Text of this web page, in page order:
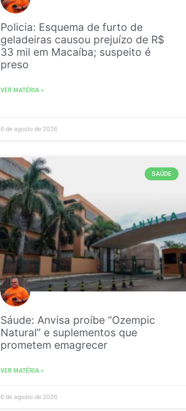
Policia: Esquema de furto de
geladeiras causou prejuízo de R$
33 mil em Macaíba; suspeito é
preso
VER MATÉRIA »
6 de agosto de 2026
SAÚDE
Sáude: Anvisa proíbe “Ozempic
Natural” e suplementos que
prometem emagrecer
VER MATÉRIA »
6 de agosto de 2026